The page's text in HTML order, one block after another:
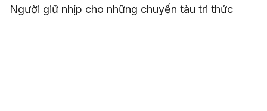
Người giữ nhịp cho những chuyến tàu tri thức